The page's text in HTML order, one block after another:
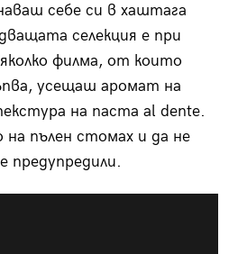
себе си в хаштага
селекция е при
филма, от които
усещаш аромат на
на паста al dente.
на пълен стомах и да не
предупредили.